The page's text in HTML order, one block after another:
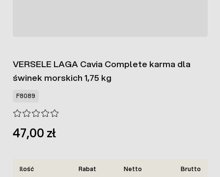
VERSELE LAGA Cavia Complete karma dla
świnek morskich 1,75 kg
F8089
47,00 zł
Ilość Rabat Netto Brutto